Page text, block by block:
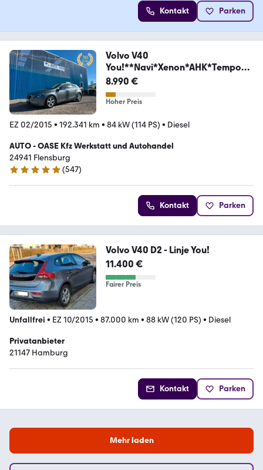
Kontakt Parken
Volvo V40
You!**Navi*Xenon*AHK*Tempom
at**
8.990 €
Hoher Preis
EZ 02/2015 • 192.341 km • 84 kW (114 PS) • Diesel
AUTO - OASE Kfz Werkstatt und Autohandel
24941 Flensburg
4.9 Sterne
(547)
Kontakt Parken
Volvo V40 D2 - Linje You!
11.400 €
Fairer Preis
Unfallfrei • EZ 10/2015 • 87.000 km • 88 kW (120 PS) • Diesel
Privatanbieter
21147 Hamburg
Kontakt Parken
Mehr laden